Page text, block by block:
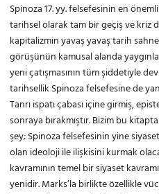
Spinoza 17. yy. felsefesinin en
tarihsel olarak tam bir geçiş ve kriz
kapitalizmin yavaş yavaş tarih
görüşünün kamusal alanda
yeni çatışmasının tüm şiddetiyle
tarihsellik Spinoza felsefesine de
Tanrı ispatı çabası içine girmiş,
sonraya bırakmıştır. Bizim bu
şey; Spinoza felsefesinin yine
olan ideoloji ile ilişkisini kurmak
kavramının temel bir siyaset
yenidir. Marks’la birlikte özellikle